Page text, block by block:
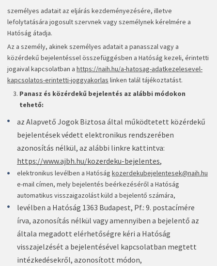
személyes adatait az eljárás kezdeményezésére, illetve
lefolytatására jogosult szervnek vagy személynek kérelmére a
Hatóság átadja.
Az a személy, akinek személyes adatait a panasszal vagy a
közérdekű bejelentéssel összefüggésben a Hatóság kezeli, érintetti
jogaival kapcsolatban a https://naih.hu/a-hatosag-adatkezelesevel-
kapcsolatos-erintetti-joggyakorlas linken talál tájékoztatást.
Panasz és közérdekű bejelentés az alábbi módokon
tehető:
az Alapvető Jogok Biztosa által működtetett közérdekű
bejelentések védett elektronikus rendszerében
azonosítás nélkül, az alábbi linkre kattintva:
https://www.ajbh.hu/kozerdeku-bejelentes,
elektronikus levélben a Hatóság kozerdekubejelentesek@naih.hu
e-mail címen, mely bejelentés beérkezéséről a Hatóság
automatikus visszaigazolást küld a bejelentő számára,
levélben a Hatóság 1363 Budapest, Pf.: 9. postacímére
írva, azonosítás nélkül vagy amennyiben a bejelentő az
általa megadott elérhetőségre kéri a Hatóság
visszajelzését a bejelentésével kapcsolatban megtett
intézkedésekről, azonosított módon,